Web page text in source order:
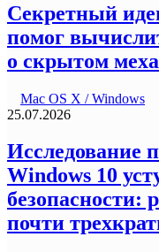
Секретный
помог
о скрытом
Mac OS X / Windows
25.07.2026
Исследование
Windows 10
безопасности:
почти